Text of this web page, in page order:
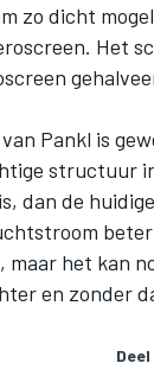
zo dicht
Het
Pankl is
structuur
dan de
maar het kan
en zonder